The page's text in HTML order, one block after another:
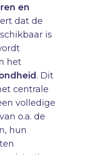
en
dat de
is
het
. Dit
centrale
volledige
o.a. de
hun